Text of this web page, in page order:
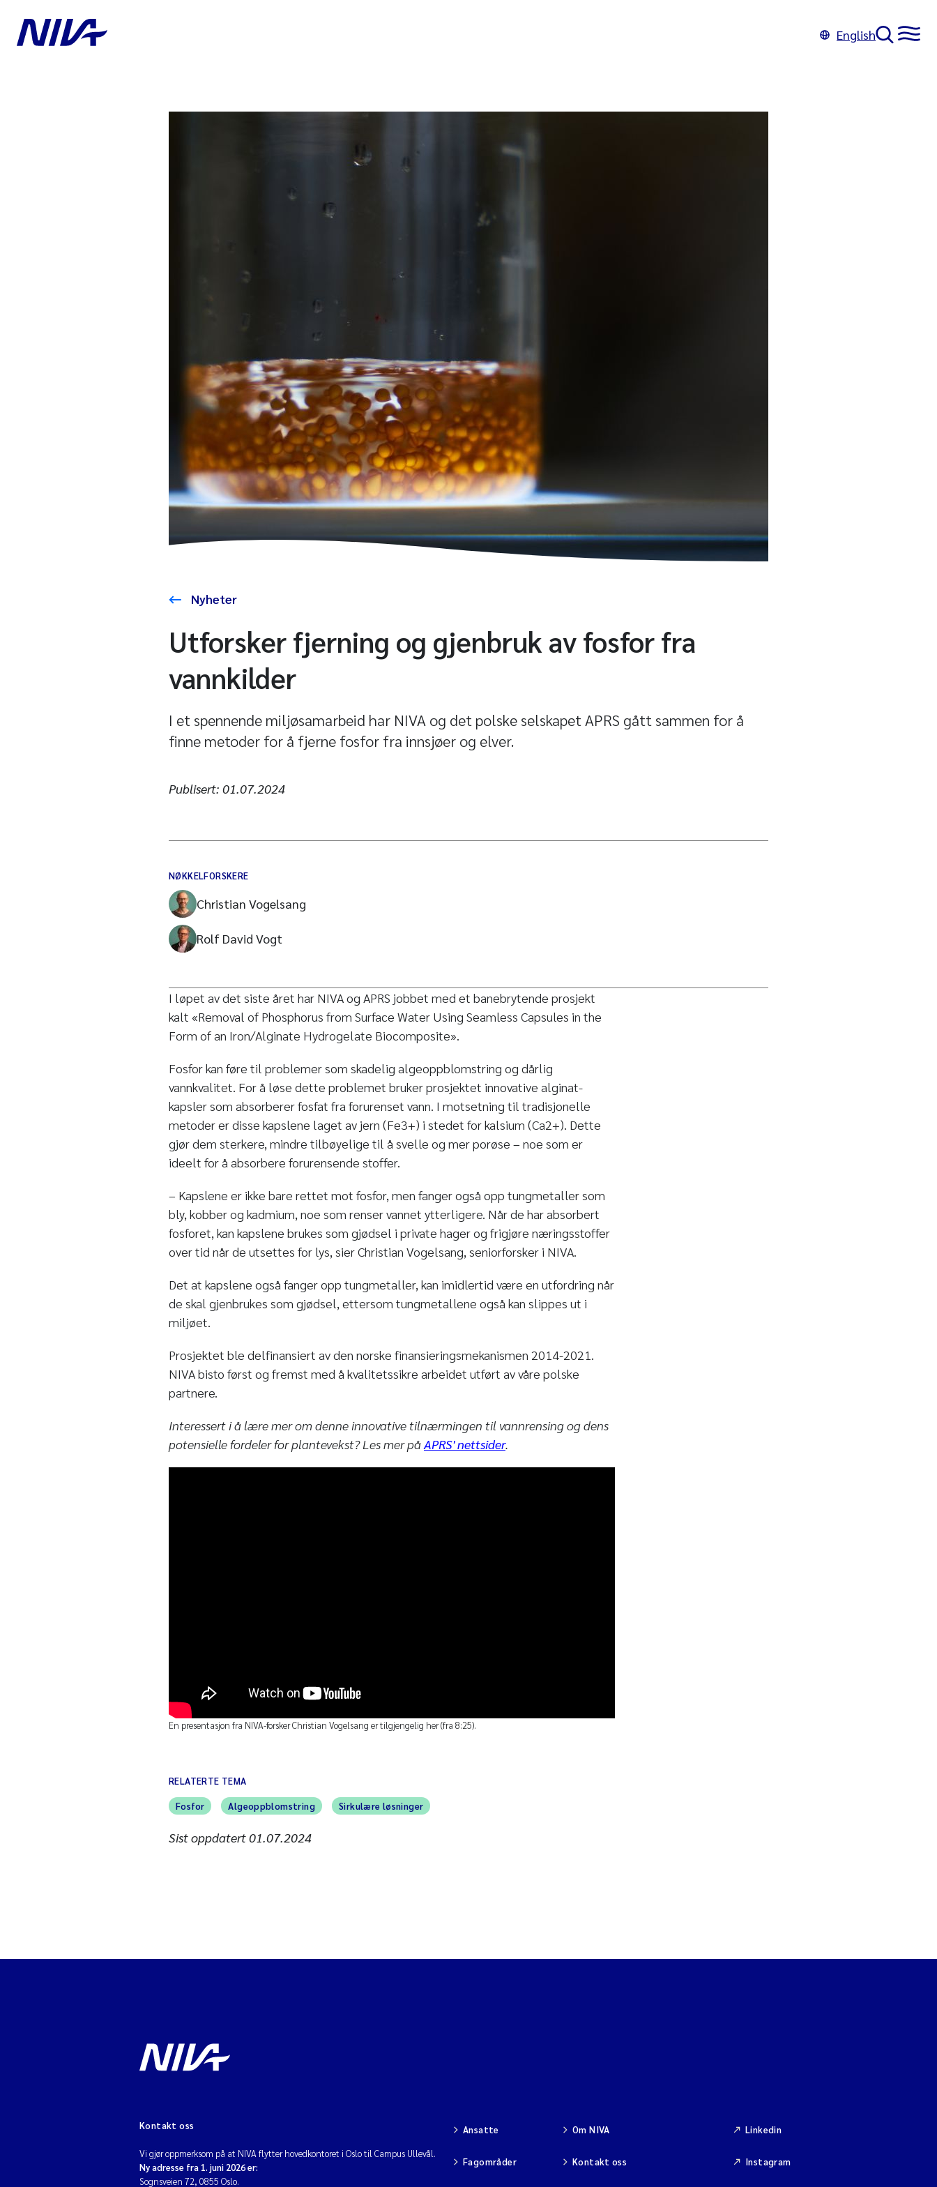
English
Nyheter
Utforsker fjerning og gjenbruk av fosfor fra
vannkilder
I et spennende miljøsamarbeid har NIVA og det polske selskapet APRS gått sammen for å
finne metoder for å fjerne fosfor fra innsjøer og elver.
Publisert: 01.07.2024
NØKKELFORSKERE
Christian Vogelsang
Rolf David Vogt
I løpet av det siste året har NIVA og APRS jobbet med et banebrytende prosjekt
kalt «Removal of Phosphorus from Surface Water Using Seamless Capsules in the
Form of an Iron/Alginate Hydrogelate Biocomposite».
Fosfor kan føre til problemer som skadelig algeoppblomstring og dårlig
vannkvalitet. For å løse dette problemet bruker prosjektet innovative alginat-
kapsler som absorberer fosfat fra forurenset vann. I motsetning til tradisjonelle
metoder er disse kapslene laget av jern (Fe3+) i stedet for kalsium (Ca2+). Dette
gjør dem sterkere, mindre tilbøyelige til å svelle og mer porøse – noe som er
ideelt for å absorbere forurensende stoffer.
– Kapslene er ikke bare rettet mot fosfor, men fanger også opp tungmetaller som
bly, kobber og kadmium, noe som renser vannet ytterligere. Når de har absorbert
fosforet, kan kapslene brukes som gjødsel i private hager og frigjøre næringsstoffer
over tid når de utsettes for lys, sier Christian Vogelsang, seniorforsker i NIVA.
Det at kapslene også fanger opp tungmetaller, kan imidlertid være en utfordring når
de skal gjenbrukes som gjødsel, ettersom tungmetallene også kan slippes ut i
miljøet.
Prosjektet ble delfinansiert av den norske finansieringsmekanismen 2014-2021.
NIVA bisto først og fremst med å kvalitetssikre arbeidet utført av våre polske
partnere.
Interessert i å lære mer om denne innovative tilnærmingen til vannrensing og dens
potensielle fordeler for plantevekst? Les mer påAPRS' nettsider.
En presentasjon fra NIVA-forsker Christian Vogelsang er tilgjengelig her (fra 8:25).
RELATERTE TEMA
Fosfor Algeoppblomstring Sirkulære løsninger
Sist oppdatert01.07.2024
Kontakt oss
Vi gjør oppmerksom på at NIVA flytter hovedkontoret i Oslo til Campus Ullevål.
Ny adresse fra 1. juni 2026 er:
Sognsveien 72, 0855 Oslo.
Ansatte
Fagområder
Om NIVA
Kontakt oss
Linkedin
Instagram